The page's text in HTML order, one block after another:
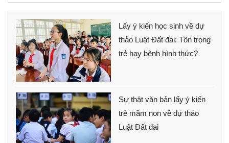
Lấy ý kiến học sinh về dự
thảo Luật Đất đai: Tôn trọng
trẻ hay bệnh hình thức?
Sự thật văn bản lấy ý kiến
trẻ mầm non về dự thảo
Luật Đất đai